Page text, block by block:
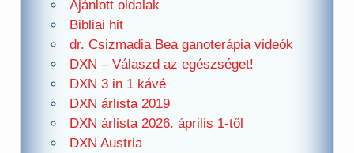
Ajánlott oldalak
Bibliai hit
dr. Csizmadia Bea ganoterápia videók
DXN – Válaszd az egészséget!
DXN 3 in 1 kávé
DXN árlista 2019
DXN árlista 2026. április 1-től
DXN Austria